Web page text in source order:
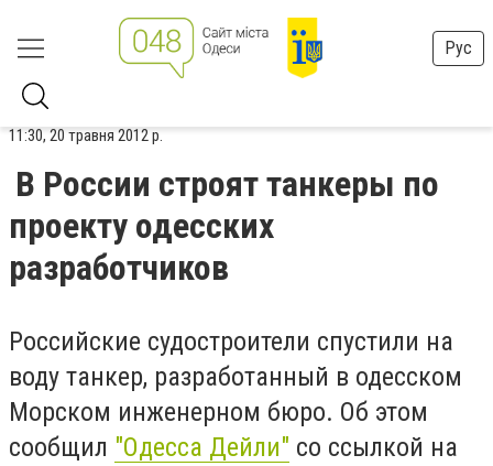
Рус
11:30, 20 травня 2012 р.
В России строят танкеры по
проекту одесских
разработчиков
Российские судостроители спустили на
воду танкер, разработанный в одесском
Морском инженерном бюро. Об этом
сообщил "Одесса Дейли" со ссылкой на